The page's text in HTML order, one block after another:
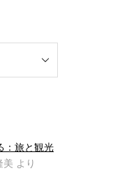
：旅と観光
美 より